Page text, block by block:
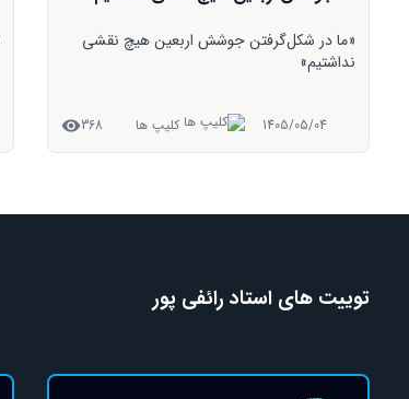
«در دل حضور داعش، اربعین جوشید»
1405/05/04 کلیپ ها 374
توییت های استاد رائفی پور